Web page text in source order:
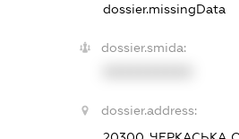
dossier.missingData
dossier.smida:
dossier.address: